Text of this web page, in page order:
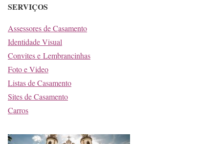
SERVIÇOS
Assessores de Casamento
Identidade Visual
Convites e Lembrancinhas
Foto e Video
Listas de Casamento
Sites de Casamento
Carros